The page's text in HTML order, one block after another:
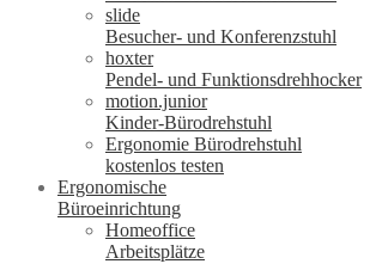
slide
Besucher- und Konferenzstuhl
hoxter
Pendel- und Funktionsdrehhocker
motion.junior
Kinder-Bürodrehstuhl
Ergonomie Bürodrehstuhl
kostenlos testen
Ergonomische
Büroeinrichtung
Homeoffice
Arbeitsplätze